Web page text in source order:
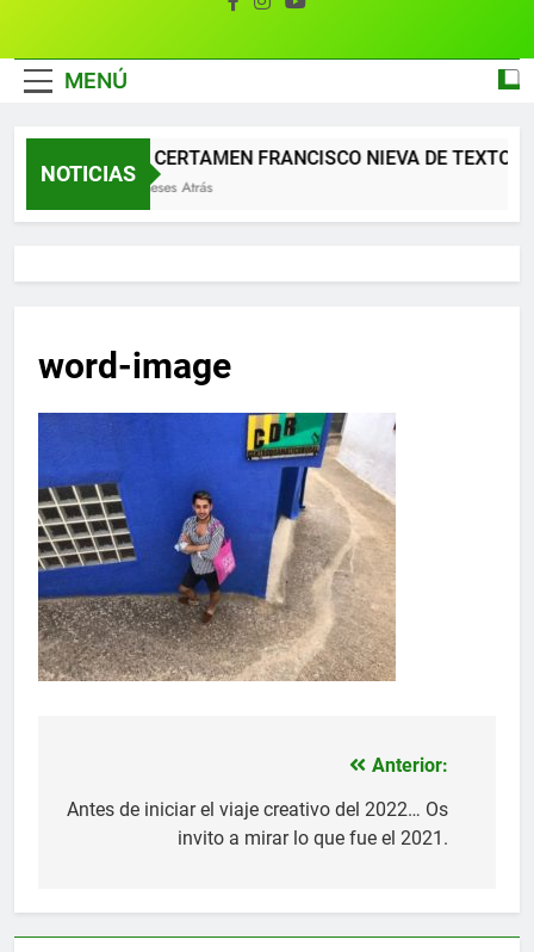
MENÚ
NOTICIAS
XII CERTAMEN FRANCISCO NIEVA DE TEXTOS
2 Meses Atrás
word-image
de
Anterior:
Antes de iniciar el viaje creativo del 2022… Os
invito a mirar lo que fue el 2021.